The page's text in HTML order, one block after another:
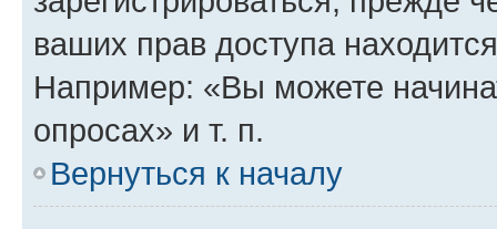
ваших прав доступа
Например: «Вы можете
опросах» и т. п.
Вернуться к началу